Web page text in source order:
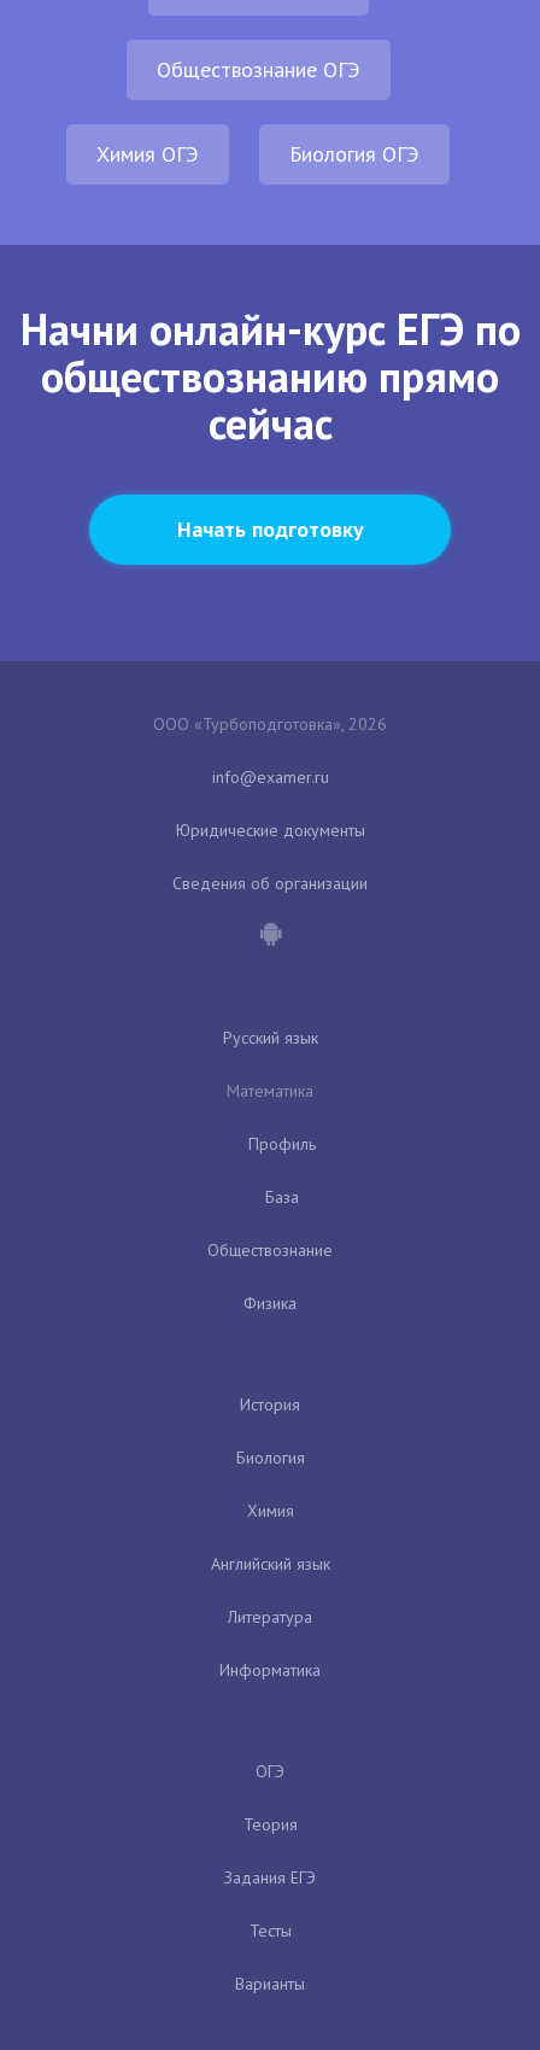
Обществознание ОГЭ
Химия ОГЭ Биология ОГЭ
Начни онлайн-курс ЕГЭ по
обществознанию прямо
сейчас
Начать подготовку
ООО «Турбоподготовка», 2026
Юридические документы
Сведения об организации
Русский язык
Математика
Профиль
База
Обществознание
Физика
История
Биология
Химия
Английский язык
Литература
Информатика
ОГЭ
Теория
Задания ЕГЭ
Тесты
Варианты